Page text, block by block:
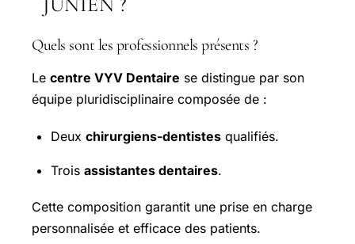
Quels sont les professionnels présents ?
Le centre VYV Dentaire se distingue par son
équipe pluridisciplinaire composée de :
Deux chirurgiens-dentistes qualifiés.
Trois assistantes dentaires.
Cette composition garantit une prise en charge
personnalisée et efficace des patients.